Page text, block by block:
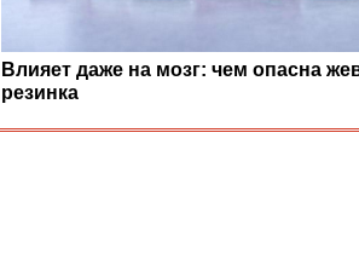
Влияет даже на мозг: чем опасна
резинка